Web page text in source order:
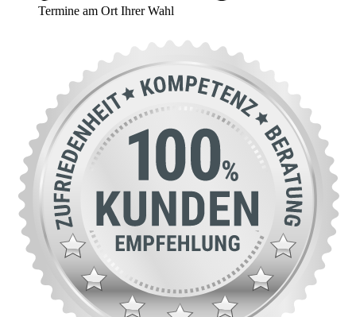
Termine am Ort Ihrer Wahl